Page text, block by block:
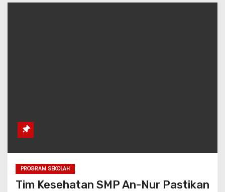
PROGRAM SEKOLAH
Tim Kesehatan SMP An-Nur Pastikan